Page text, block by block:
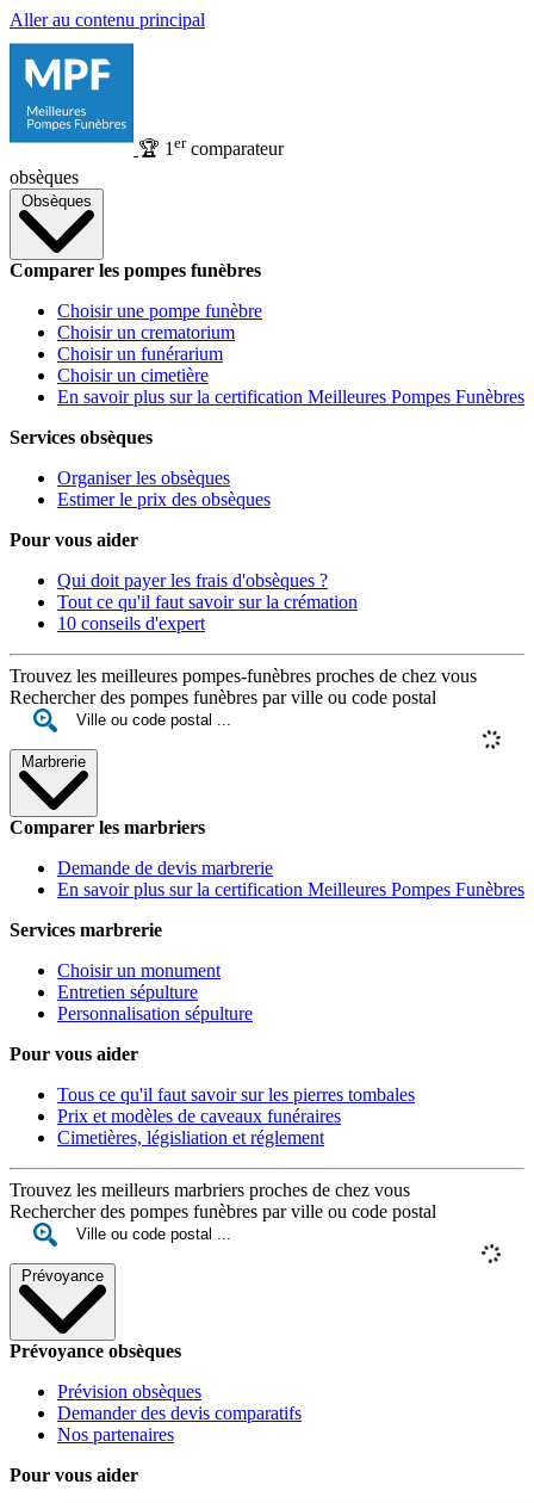
Aller au contenu principal
🏆 1 ercomparateur
obsèques
Obsèques
Comparer les pompes funèbres
Choisir une pompe funèbre
Choisir un crematorium
Choisir un funérarium
Choisir un cimetière
En savoir plus sur la certification Meilleures Pompes Funèbres
Services obsèques
Organiser les obsèques
Estimer le prix des obsèques
Pour vous aider
Qui doit payer les frais d'obsèques ?
Tout ce qu'il faut savoir sur la crémation
10 conseils d'expert
Trouvez les meilleures pompes-funèbres proches de chez vous
Rechercher des pompes funèbres par ville ou code postal
Marbrerie
Comparer les marbriers
Demande de devis marbrerie
En savoir plus sur la certification Meilleures Pompes Funèbres
Services marbrerie
Choisir un monument
Entretien sépulture
Personnalisation sépulture
Pour vous aider
Tous ce qu'il faut savoir sur les pierres tombales
Prix et modèles de caveaux funéraires
Cimetières, législiation et réglement
Trouvez les meilleurs marbriers proches de chez vous
Rechercher des pompes funèbres par ville ou code postal
Prévoyance
Prévoyance obsèques
Prévision obsèques
Demander des devis comparatifs
Nos partenaires
Pour vous aider